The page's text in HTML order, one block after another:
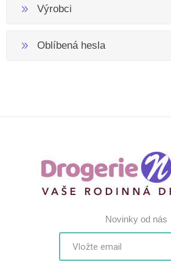
Výrobci
Oblíbená hesla
Novinky od nás